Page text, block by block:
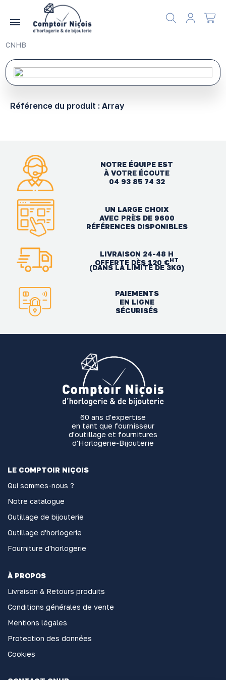
CNHB
Référence du produit : Array
NOTRE ÉQUIPE EST
À VOTRE ÉCOUTE
04 93 85 74 32
UN LARGE CHOIX
AVEC PRÈS DE 9600
RÉFÉRENCES DISPONIBLES
LIVRAISON 24-48 H
OFFERTE DÈS 120 €HT
(DANS LA LIMITE DE 3KG)
PAIEMENTS
EN LIGNE
SÉCURISÉS
60 ans d'expertise
en tant que fournisseur
d'outillage et fournitures
d'Horlogerie-Bijouterie
LE COMPTOIR NIÇOIS
Qui sommes-nous ?
Notre catalogue
Outillage de bijouterie
Outillage d'horlogerie
Fourniture d'horlogerie
À PROPOS
Livraison & Retours produits
Conditions générales de vente
Mentions légales
Protection des données
Cookies
Gérer les préférences en matière de cookies